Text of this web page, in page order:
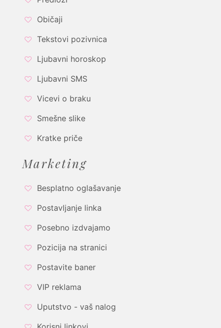
Običaji
Tekstovi pozivnica
Ljubavni horoskop
Ljubavni SMS
Vicevi o braku
Smešne slike
Kratke priče
Marketing
Besplatno oglašavanje
Postavljanje linka
Posebno izdvajamo
Pozicija na stranici
Postavite baner
VIP reklama
Uputstvo - vaš nalog